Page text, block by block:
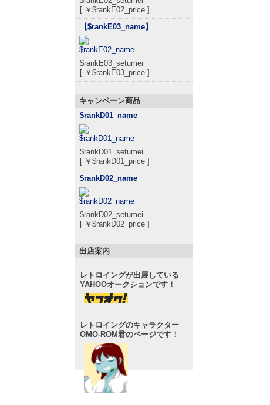
[ ￥$rankE02_price ]
【$rankE03_name】
$rankE03_setumei
[ ￥$rankE03_price ]
キャンペーン商品
$rankD01_name
$rankD01_setumei
[ ￥$rankD01_price ]
$rankD02_name
$rankD02_setumei
[ ￥$rankD02_price ]
出店案内
レトロイングが出展している
YAHOOオークションです！
レトロイングのキャラクター
OMO-ROM君のページです！